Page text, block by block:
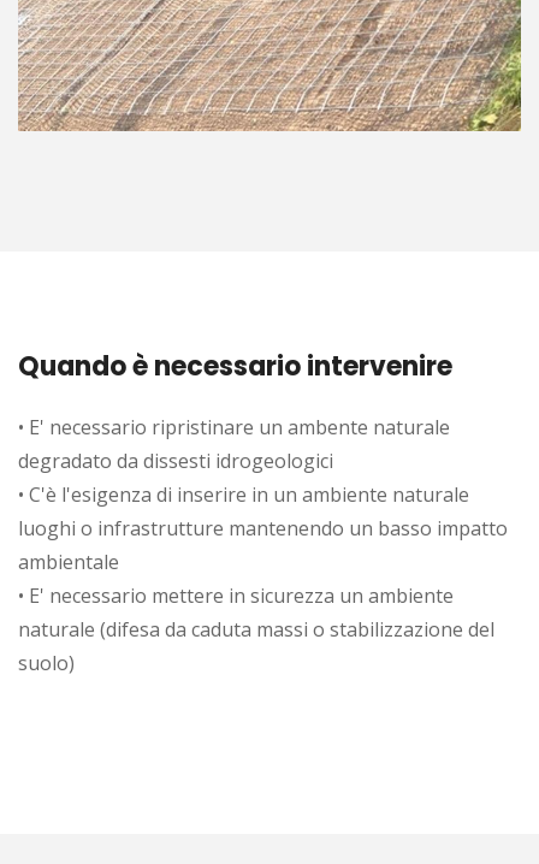
Quando è necessario intervenire
• E' necessario ripristinare un ambente naturale
degradato da dissesti idrogeologici
• C'è l'esigenza di inserire in un ambiente naturale
luoghi o infrastrutture mantenendo un basso impatto
ambientale
• E' necessario mettere in sicurezza un ambiente
naturale (difesa da caduta massi o stabilizzazione del
suolo)